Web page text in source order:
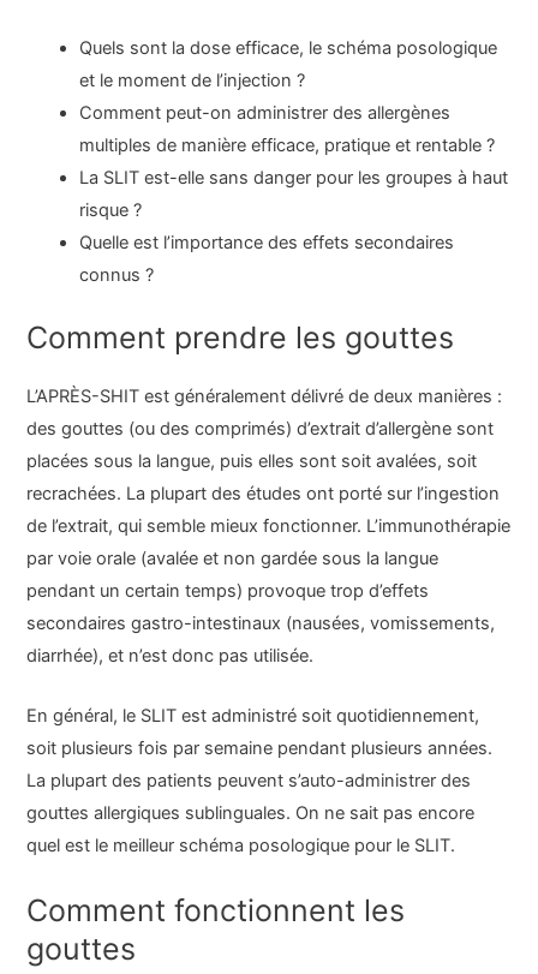
Quels sont la dose efficace, le schéma posologique
et le moment de l’injection ?
Comment peut-on administrer des allergènes
multiples de manière efficace, pratique et rentable ?
La SLIT est-elle sans danger pour les groupes à haut
risque ?
Quelle est l’importance des effets secondaires
connus ?
Comment prendre les gouttes
L’APRÈS-SHIT est généralement délivré de deux manières :
des gouttes (ou des comprimés) d’extrait d’allergène sont
placées sous la langue, puis elles sont soit avalées, soit
recrachées. La plupart des études ont porté sur l’ingestion
de l’extrait, qui semble mieux fonctionner. L’immunothérapie
par voie orale (avalée et non gardée sous la langue
pendant un certain temps) provoque trop d’effets
secondaires gastro-intestinaux (nausées, vomissements,
diarrhée), et n’est donc pas utilisée.
En général, le SLIT est administré soit quotidiennement,
soit plusieurs fois par semaine pendant plusieurs années.
La plupart des patients peuvent s’auto-administrer des
gouttes allergiques sublinguales. On ne sait pas encore
quel est le meilleur schéma posologique pour le SLIT.
Comment fonctionnent les
gouttes